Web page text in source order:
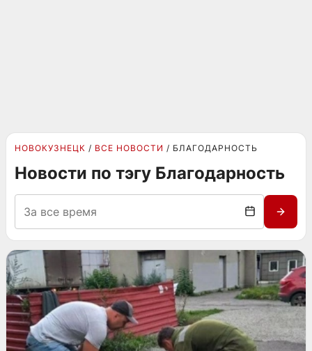
НОВОКУЗНЕЦК ВСЕ НОВОСТИ БЛАГОДАРНОСТЬ
Новости по тэгу Благодарность